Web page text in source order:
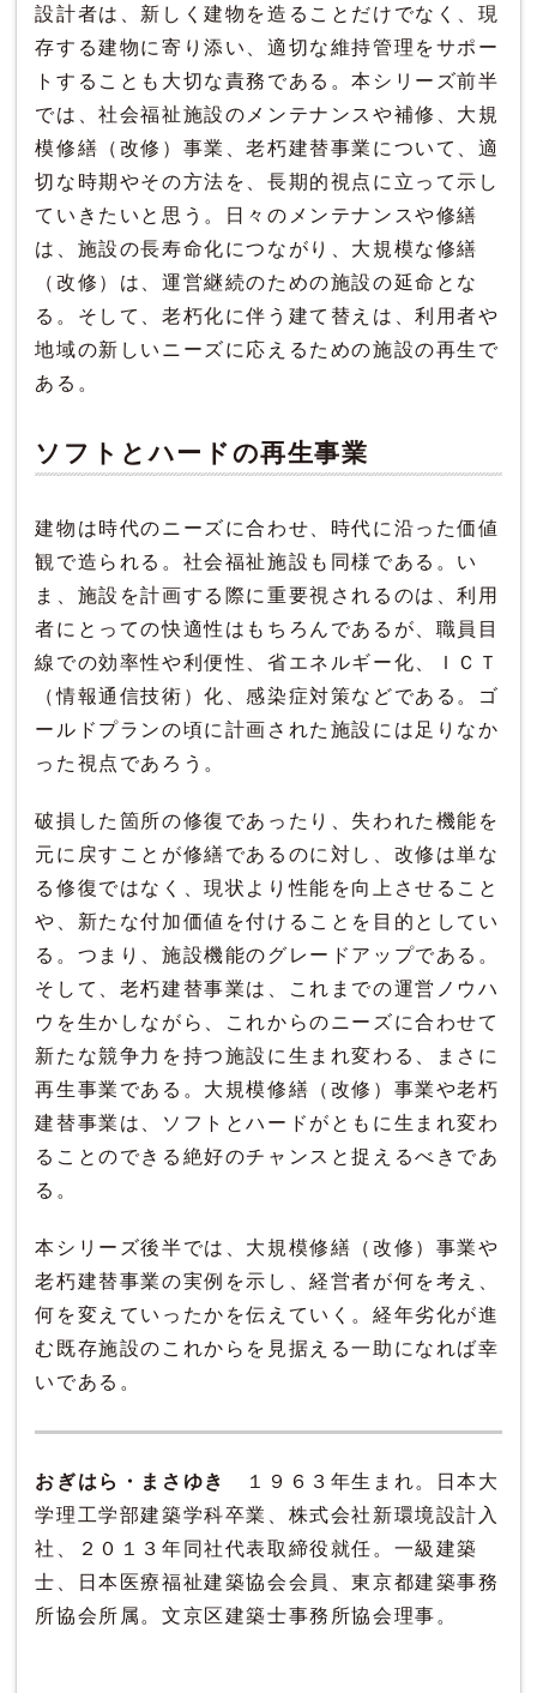
設計者は、新しく建物を造ることだけでなく、現
存する建物に寄り添い、適切な維持管理をサポー
トすることも大切な責務である。本シリーズ前半
では、社会福祉施設のメンテナンスや補修、大規
模修繕（改修）事業、老朽建替事業について、適
切な時期やその方法を、長期的視点に立って示し
ていきたいと思う。日々のメンテナンスや修繕
は、施設の長寿命化につながり、大規模な修繕
（改修）は、運営継続のための施設の延命とな
る。そして、老朽化に伴う建て替えは、利用者や
地域の新しいニーズに応えるための施設の再生で
ある。
ソフトとハードの再生事業
建物は時代のニーズに合わせ、時代に沿った価値
観で造られる。社会福祉施設も同様である。い
ま、施設を計画する際に重要視されるのは、利用
者にとっての快適性はもちろんであるが、職員目
線での効率性や利便性、省エネルギー化、ＩＣＴ
（情報通信技術）化、感染症対策などである。ゴ
ールドプランの頃に計画された施設には足りなか
った視点であろう。
破損した箇所の修復であったり、失われた機能を
元に戻すことが修繕であるのに対し、改修は単な
る修復ではなく、現状より性能を向上させること
や、新たな付加価値を付けることを目的としてい
る。つまり、施設機能のグレードアップである。
そして、老朽建替事業は、これまでの運営ノウハ
ウを生かしながら、これからのニーズに合わせて
新たな競争力を持つ施設に生まれ変わる、まさに
再生事業である。大規模修繕（改修）事業や老朽
建替事業は、ソフトとハードがともに生まれ変わ
ることのできる絶好のチャンスと捉えるべきであ
る。
本シリーズ後半では、大規模修繕（改修）事業や
老朽建替事業の実例を示し、経営者が何を考え、
何を変えていったかを伝えていく。経年劣化が進
む既存施設のこれからを見据える一助になれば幸
いである。
おぎはら・まさゆき
１９６３年生まれ。日本大
学理工学部建築学科卒業、株式会社新環境設計入
社、２０１３年同社代表取締役就任。一級建築
士、日本医療福祉建築協会会員、東京都建築事務
所協会所属。文京区建築士事務所協会理事。